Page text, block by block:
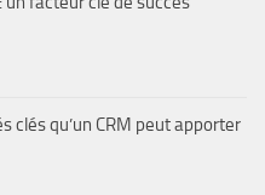
clés qu’un CRM peut apporter